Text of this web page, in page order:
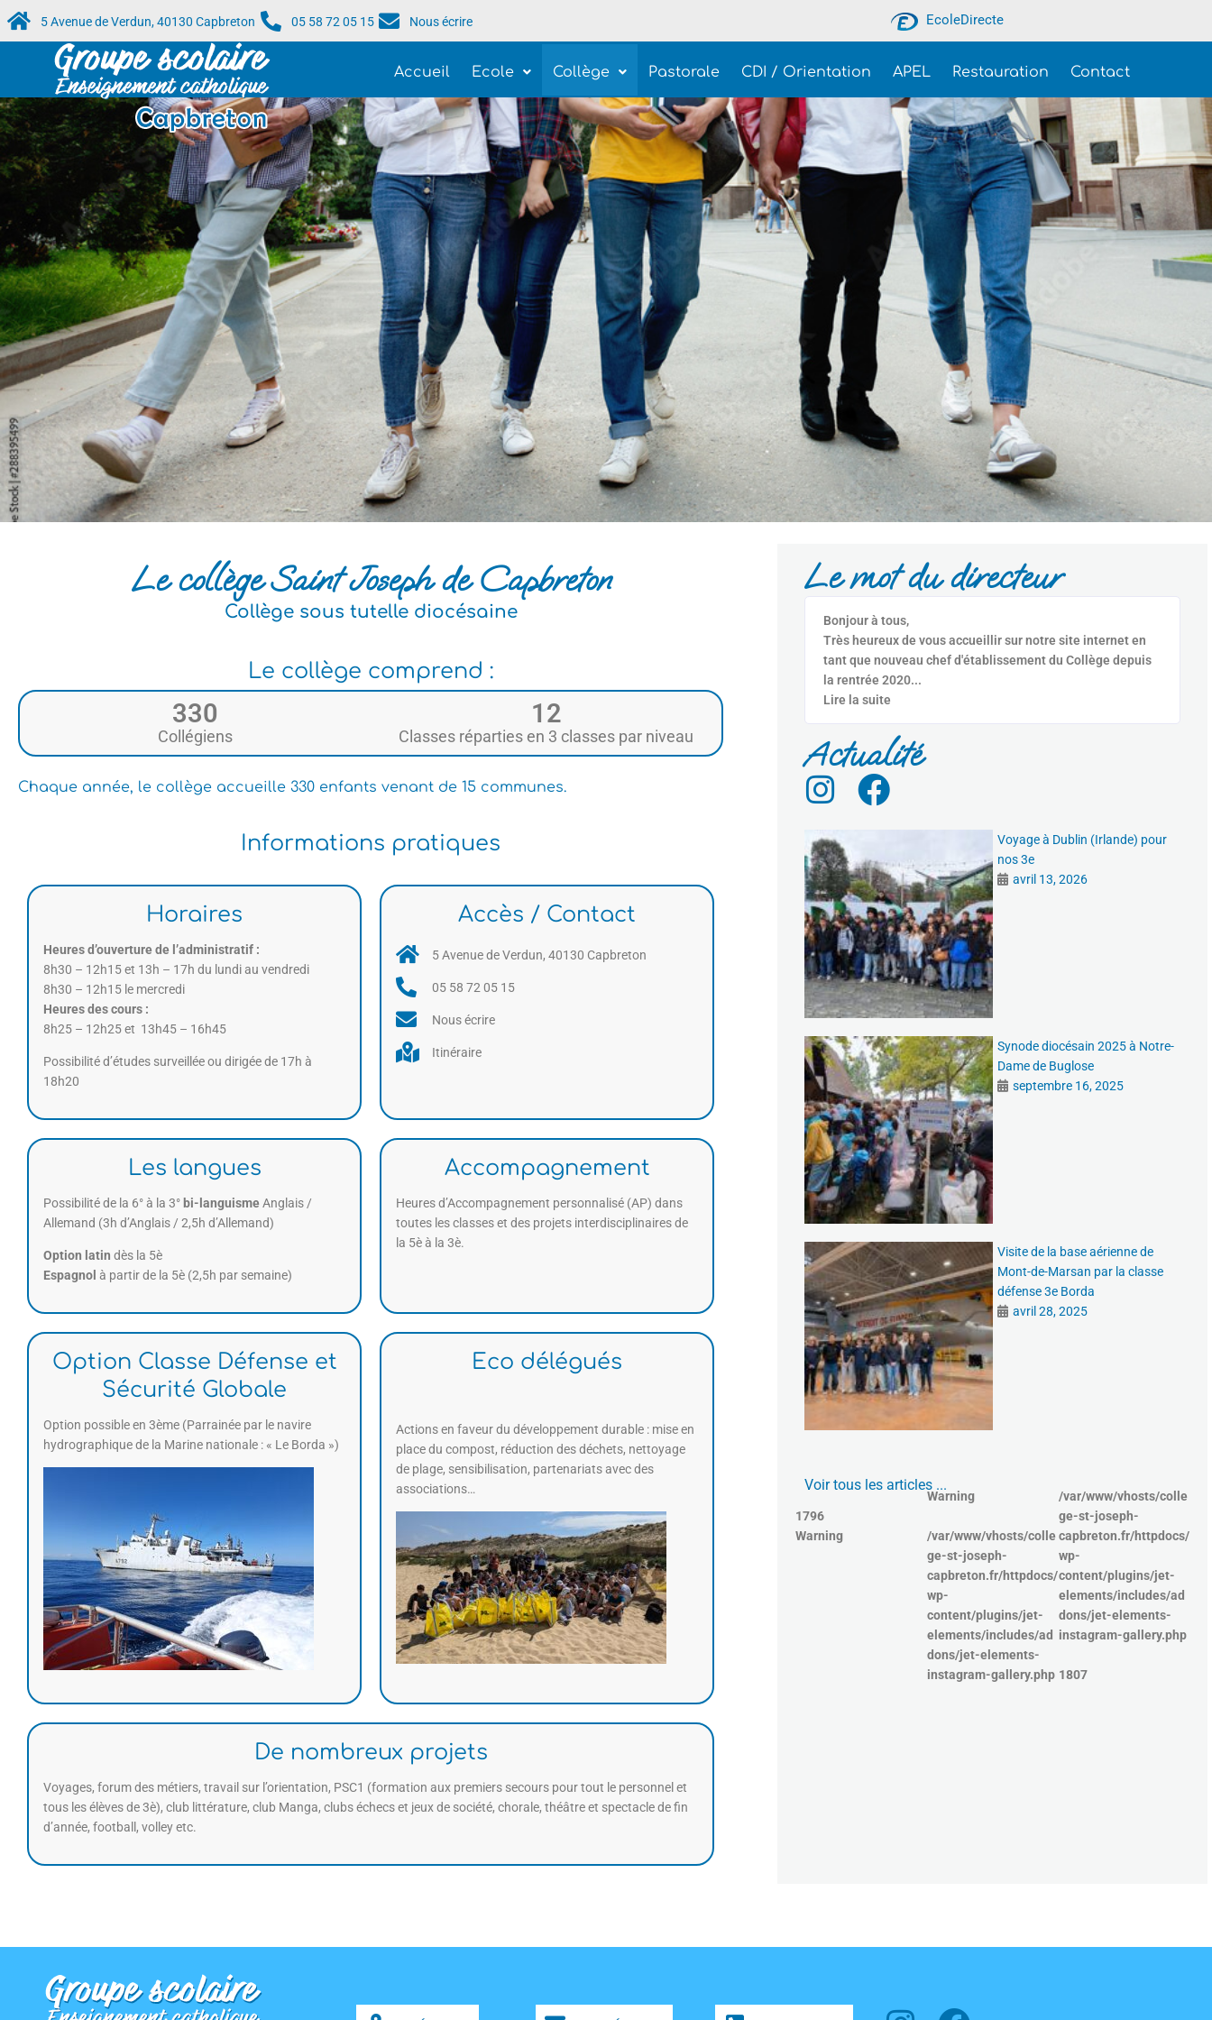
5 Avenue de Verdun, 40130 Capbreton 05 58 72 05 15 Nous écrire EcoleDirecte
Accueil Ecole Collège Pastorale CDI / Orientation APEL Restauration Contact
Accueil / Collège
Le collège Saint Joseph de Capbreton
Collège sous tutelle diocésaine
Le collège comprend :
Collégiens
330
Classes réparties en 3 classes par niveau
12
Chaque année, le collège accueille 330 enfants venant de 15 communes.
Informations pratiques
Horaires
Heures d’ouverture de l’administratif :
8h30 – 12h15 et 13h – 17h du lundi au vendredi
8h30 – 12h15 le mercredi
Heures des cours :
8h25 – 12h25 et 13h45 – 16h45
Possibilité d’études surveillée ou dirigée de 17h à
18h20
Accès / Contact
5 Avenue de Verdun, 40130 Capbreton
05 58 72 05 15
Nous écrire
Itinéraire
Les langues
Possibilité de la 6° à la 3° bi-languismeAnglais /
Allemand (3h d’Anglais / 2,5h d’Allemand)
Option latin dès la 5è
Espagnol à partir de la 5è (2,5h par semaine)
Accompagnement
Heures d’Accompagnement personnalisé (AP) dans
toutes les classes et des projets interdisciplinaires de
la 5è à la 3è.
Option Classe Défense et
Sécurité Globale
Option possible en 3ème (Parrainée par le navire
hydrographique de la Marine nationale : « Le Borda »)
Eco délégués
Actions en faveur du développement durable : mise en
place du compost, réduction des déchets, nettoyage
de plage, sensibilisation, partenariats avec des
associations…
De nombreux projets
Voyages, forum des métiers, travail sur l’orientation, PSC1 (formation aux premiers secours pour tout le personnel et
tous les élèves de 3è), club littérature, club Manga, clubs échecs et jeux de société, chorale, théâtre et spectacle de fin
d’année, football, volley etc.
Le mot du directeur
Bonjour à tous,
Très heureux de vous accueillir sur notre site internet en
tant que nouveau chef d'établissement du Collège depuis
la rentrée 2020...
Lire la suite
Actualité
Voyage à Dublin (Irlande) pour
nos 3e
avril 13, 2026
Synode diocésain 2025 à Notre-
Dame de Buglose
septembre 16, 2025
Visite de la base aérienne de
Mont-de-Marsan par la classe
défense 3e Borda
avril 28, 2025
Voir tous les articles ...
1796
Warning
Warning
/var/www/vhosts/colle
ge-st-joseph-
capbreton.fr/httpdocs/
wp-
content/plugins/jet-
elements/includes/ad
dons/jet-elements-
instagram-gallery.php
/var/www/vhosts/colle
ge-st-joseph-
capbreton.fr/httpdocs/
wp-
content/plugins/jet-
elements/includes/ad
dons/jet-elements-
instagram-gallery.php
1807